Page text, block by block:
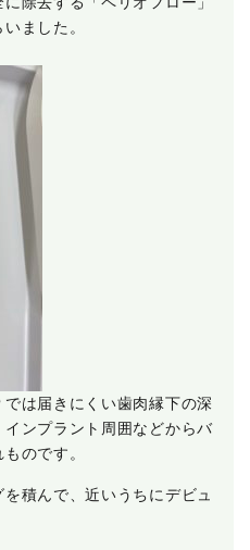
ました。
は届きにくい歯肉縁下の深
ンプラント周囲などからバ
のです。
積んで、近いうちにデビュ